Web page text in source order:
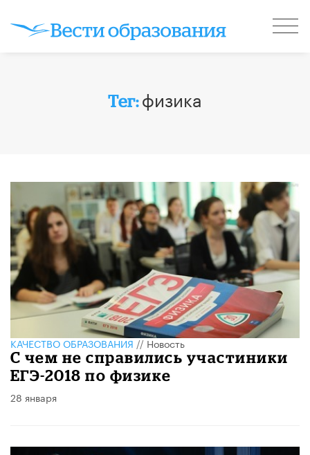
Тег:физика
КАЧЕСТВО ОБРАЗОВАНИЯ//Новость
С чем не справились участиники
ЕГЭ-2018 по физике
28 января